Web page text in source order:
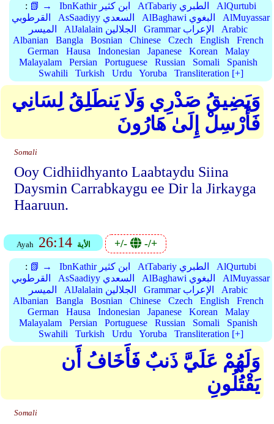
: 📗 → IbnKathir ابن كثير AtTabariy الطبري
AlQurtubi
القرطوبي
AsSaadiyy السعدي AlBaghawi البغوي
AlMuyassar
الميسر
AlJalalain الجلالين Grammar الإعراب
Arabic
Albanian
Bangla Bosnian Chinese Czech English
French
German
Hausa Indonesian Japanese Korean
Malay
Malayalam
Persian Portuguese Russian Somali
Spanish
Swahili
Turkish Urdu Yoruba Transliteration [+]
وَيَضِيقُ صَدْرِي وَلَا يَنطَلِقُ لِسَانِي
فَأَرْسِلْ إِلَىٰ هَارُونَ
Somali
Ooy Cidhiidhyanto Laabtaydu Siina
Daysmin Carrabkaygu ee Dir la Jirkayga
Haaruun.
Ayah 26:14 الأية +/- -/+
: 📗 → IbnKathir ابن كثير AtTabariy الطبري
AlQurtubi
القرطوبي
AsSaadiyy السعدي AlBaghawi البغوي
AlMuyassar
الميسر
AlJalalain الجلالين Grammar الإعراب
Arabic
Albanian
Bangla Bosnian Chinese Czech English
French
German
Hausa Indonesian Japanese Korean
Malay
Malayalam
Persian Portuguese Russian Somali
Spanish
Swahili
Turkish Urdu Yoruba Transliteration [+]
وَلَهُمْ عَلَيَّ ذَنبٌ فَأَخَافُ أَن
يَقْتُلُونِ
Somali